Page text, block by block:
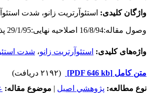
واژگان کلیدی: استئوآرتریت زانو، شدت
وصول مقاله:16/8/94 اصلاحیه نهایی:29/1/95 پذیرش:13/2/95
واژه‌های کلیدی: استئوآرتریت زانو، شدت
متن کامل [PDF 646 kb]
(۲۱۹۲ دریافت)
نوع مطالعه: پژوهشي اصیل | موضوع مقاله: